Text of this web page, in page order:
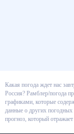
Какая погода ждет нас
область, Россия?
и понятными
влажности, скорости
обратите внимание на